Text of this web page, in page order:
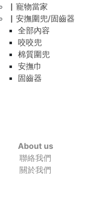
▏寵物當家
▏安撫圍兜/固齒器
全部內容
咬咬兜
棉質圍兜
安撫巾
固齒器
About us
聯絡我們
關於我們